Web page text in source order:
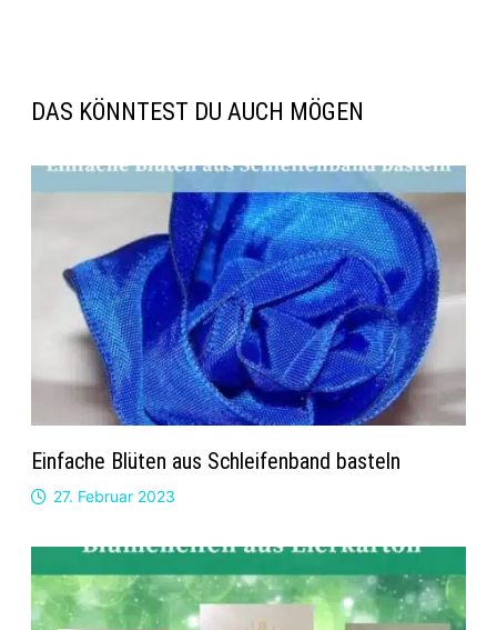
DAS KÖNNTEST DU AUCH MÖGEN
Einfache Blüten aus Schleifenband basteln
27. Februar 2023